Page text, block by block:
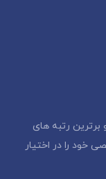
رتبه های
خود را در اختیار